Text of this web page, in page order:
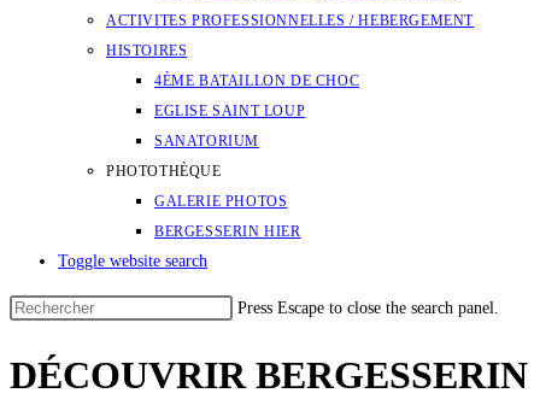
ACTIVITES PROFESSIONNELLES / HEBERGEMENT
HISTOIRES
4ÈME BATAILLON DE CHOC
EGLISE SAINT LOUP
SANATORIUM
PHOTOTHÈQUE
GALERIE PHOTOS
BERGESSERIN HIER
Toggle website search
Press Escape to close the search panel.
DÉCOUVRIR BERGESSERIN